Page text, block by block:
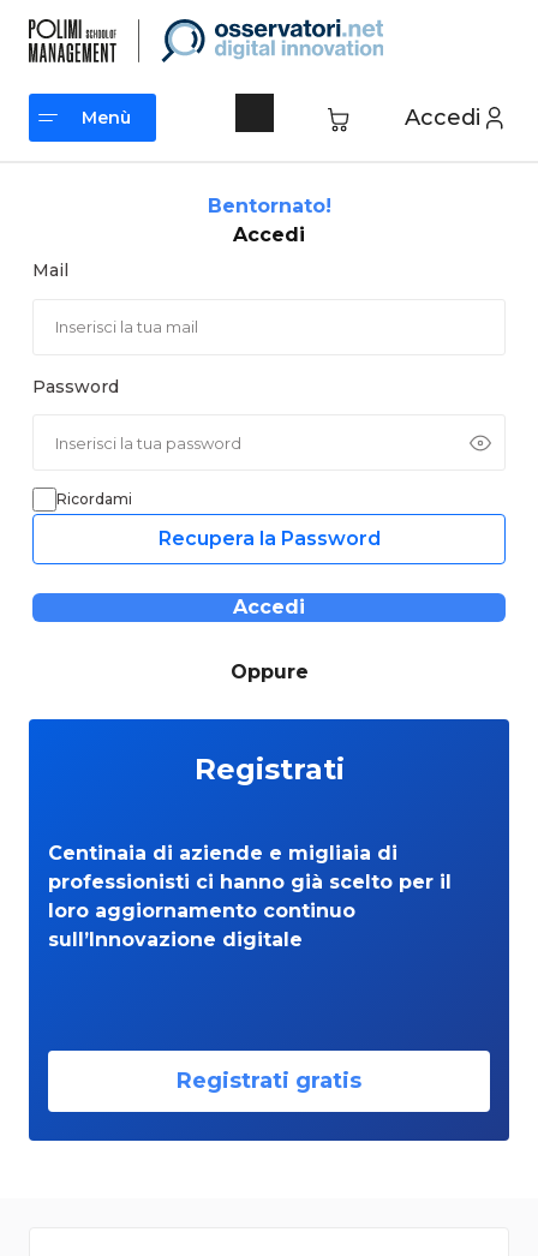
contenuto
Accedi
Menù
Bentornato!
Accedi
Mail
Password
Ricordami
Recupera la Password
Accedi
Oppure
Registrati
Centinaia di aziende e migliaia di
professionisti ci hanno già scelto per il
loro aggiornamento continuo
sull’Innovazione digitale
Registrati gratis